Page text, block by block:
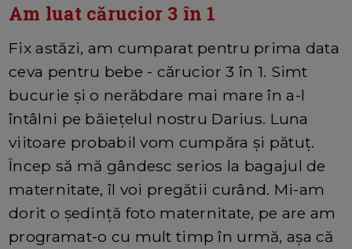
Am luat cărucior 3 în 1
Fix astăzi, am cumparat pentru prima data
ceva pentru bebe - cărucior 3 în 1. Simt
bucurie și o nerăbdare mai mare în a-l
întâlni pe băiețelul nostru Darius. Luna
viitoare probabil vom cumpăra și pătuț.
Încep să mă gândesc serios la bagajul de
maternitate, îl voi pregătii curând. Mi-am
dorit o ședință foto maternitate, pe are am
programat-o cu mult timp în urmă, așa că